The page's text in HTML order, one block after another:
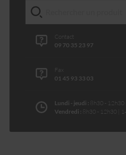
Contact
09 70 35 23 97
Fax
01 45 93 33 03
Lundi - jeudi : 8h30 -
Vendredi : 8h30 - 12h30 |